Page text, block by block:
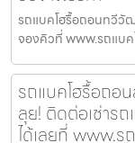
รถแบคโฮรื้อถอนทวีวั
จองคิวที่ www.รถแบ
รถแบคโฮรื้อถอ
ลุย! ติดต่อเช่าร
ได้เลยที่ www.ร